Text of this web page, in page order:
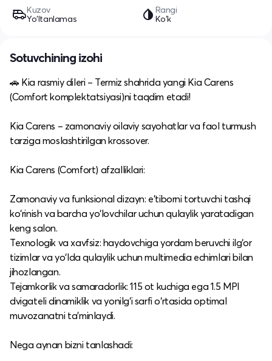
Kuzov
Yo‘ltanlamas
Rangi
Ko'k
Sotuvchining izohi
🚗 Kia rasmiy dileri – Termiz shahrida yangi Kia Carens
(Comfort komplektatsiyasi)ni taqdim etadi!
Kia Carens – zamonaviy oilaviy sayohatlar va faol turmush
tarziga moslashtirilgan krossover.
Kia Carens (Comfort) afzalliklari:
Zamonaviy va funksional dizayn: e’tiborni tortuvchi tashqi
ko‘rinish va barcha yo‘lovchilar uchun qulaylik yaratadigan
keng salon.​
Texnologik va xavfsiz: haydovchiga yordam beruvchi ilg‘or
tizimlar va yo‘lda qulaylik uchun multimedia echimlari bilan
jihozlangan.​
Tejamkorlik va samaradorlik: 115 ot kuchiga ega 1.5 MPI
dvigateli dinamiklik va yonilg‘i sarfi o‘rtasida optimal
muvozanatni ta’minlaydi.​
Nega aynan bizni tanlashadi: